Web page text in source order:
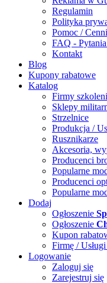
Regulamin
Polityka
Pomoc /
FAQ -
Kontakt
Blog
Kupony rabatowe
Katalog
Firmy
Sklepy
Strzelnice
Produkcja /
Rusznikarze
Akcesoria,
Producenci
Popularne
Producenci
Popularne
Dodaj
Ogłoszenie
Ogłoszenie
Kupon
Firmę /
Logowanie
Zaloguj się
Zarejestruj się